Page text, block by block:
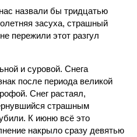
назвали бы тридцатью
засуха, страшный
пережили этот разгул
и суровой. Снега
после периода великой
Снег растаял,
страшным
К июню всё это
накрыло сразу девятью